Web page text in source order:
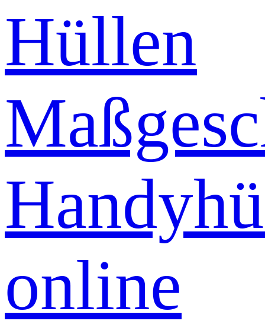
Hüllen
online